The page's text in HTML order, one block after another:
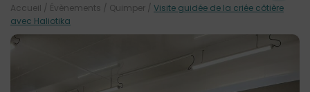
Accueil / Évènements / Quimper / Visite guidée de la criée côtière
avec Haliotika